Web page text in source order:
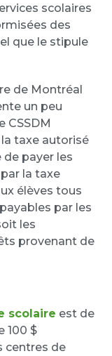
scolaires
des
que le stipule
de Montréal
un peu
CSSDM
taxe autorisé
de payer les
la taxe
élèves tous
par les
les
provenant de
scolaire est de
100 $
centres de